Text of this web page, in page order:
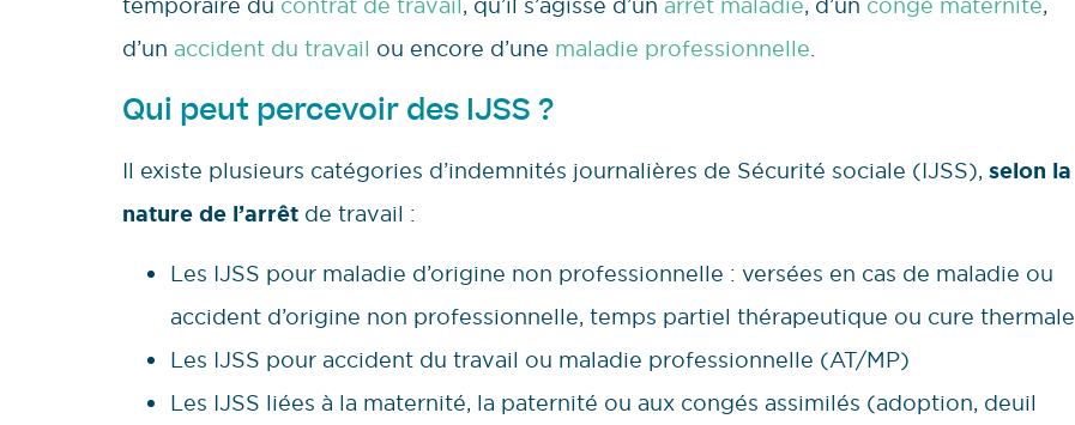
temporaire du contrat de travail, qu’il s’agisse d’un arrêt maladie, d’un congé maternité,
d’un accident du travail ou encore d’une maladie professionnelle.
Qui peut percevoir des IJSS ?
Il existe plusieurs catégories d’indemnités journalières de Sécurité sociale (IJSS), selon la
nature de l’arrêt de travail :
Les IJSS pour maladie d’origine non professionnelle : versées en cas de maladie ou
accident d’origine non professionnelle, temps partiel thérapeutique ou cure thermale
Les IJSS pour accident du travail ou maladie professionnelle (AT/MP)
Les IJSS liées à la maternité, la paternité ou aux congés assimilés (adoption, deuil